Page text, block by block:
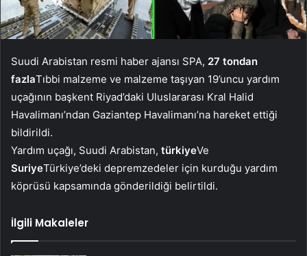
Suudi Arabistan resmi haber ajansı SPA, 27 tondan
fazlaTıbbi malzeme ve malzeme taşıyan 19’uncu yardım
uçağının başkent Riyad’daki Uluslararası Kral Halid
Havalimanı’ndan Gaziantep Havalimanı’na hareket ettiği
bildirildi.
Yardım uçağı, Suudi Arabistan, türkiyeVe
SuriyeTürkiye’deki depremzedeler için kurduğu yardım
köprüsü kapsamında gönderildiği belirtildi.
İlgili Makaleler